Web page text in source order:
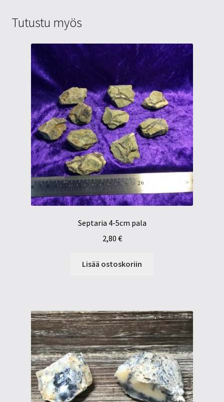
Tutustu myös
Septaria 4-5cm pala
2,80 €
Lisää ostoskoriin